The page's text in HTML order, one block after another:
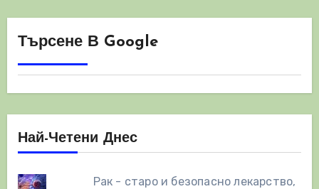
публикациите
на
страници
Търсене В Google
Най-Четени Днес
Рак - старо и безопасно лекарство,